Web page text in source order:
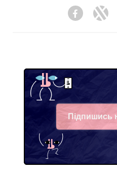
Facebook
Підпишись
Facebook